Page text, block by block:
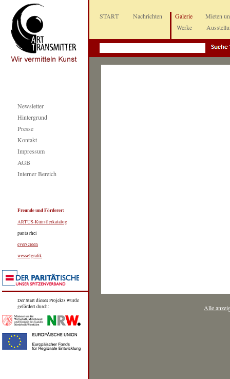
Newsletter
Hintergrund
Presse
Kontakt
Impressum
AGB
Interner Bereich
Freunde und Förderer:
ARTUS-Künstlerkatalog
panta rhei
everscreen
wesselgrafik
Der Start dieses Projekts wurde
gefördert durch:
START Nachrichten
Galerie
Werke
Mieten
Alle